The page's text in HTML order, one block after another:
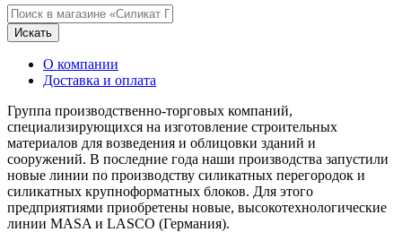
Искать
О компании
Доставка и оплата
Группа производственно-торговых компаний,
специализирующихся на изготовление строительных
материалов для возведения и облицовки зданий и
сооружений. В последние года наши производства запустили
новые линии по производству силикатных перегородок и
силикатных крупноформатных блоков. Для этого
предприятиями приобретены новые, высокотехнологические
линии MASA и LASCO (Германия).